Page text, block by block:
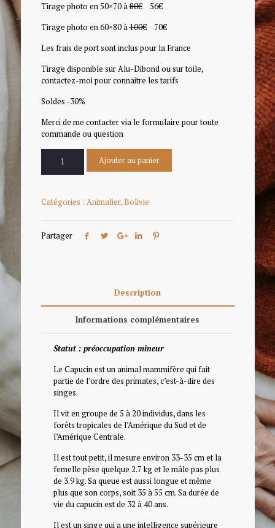
Tirage photo en 50×70 à80€56€
Tirage photo en 60×80 à100€70€
Les frais de port sont inclus pour la France
Tirage disponible sur Alu-Dibond ou sur toile,
contactez-moi pour connaitre les tarifs
Soldes -30%
Merci de me contacter via le formulaire pour toute
commande ou question
Ajouter au panier
Catégories : Animalier,Bolivie
Partager
Description
Informations complémentaires
Statut : préoccupation mineur
Le Capucin est un animal mammifère qui fait
partie de l’ordre des primates, c’est-à-dire des
singes.
Il vit en groupe de 5 à 20 individus, dans les
forêts tropicales de l’Amérique du Sud et de
l’Amérique Centrale.
Il est tout petit, il mesure environ 33-35 cm et la
femelle pèse quelque 2.7 kg et le mâle pas plus
de 3.9 kg. Sa queue est aussi longue et même
plus que son corps, soit 35 à 55 cm. Sa durée de
vie du capucin est de 32 à 40 ans.
Il est un singe qui a une intelligence supérieure